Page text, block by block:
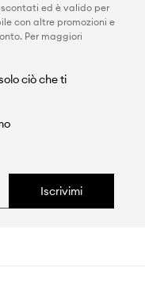
ed è valido per
con altre promozioni e
Per maggiori
ciò che ti
Iscrivimi